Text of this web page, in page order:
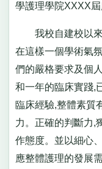
學護理學院XXXX屆
我校自建校以來,
在這樣一個學術氣
們的嚴格要求及個
和一年的臨床實踐,
臨床經驗,整體素質
力。正確的判斷力,
作態度。並以細心
應整體護理的發展